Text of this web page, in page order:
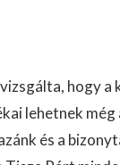
hogy a
lehetnek még
és a